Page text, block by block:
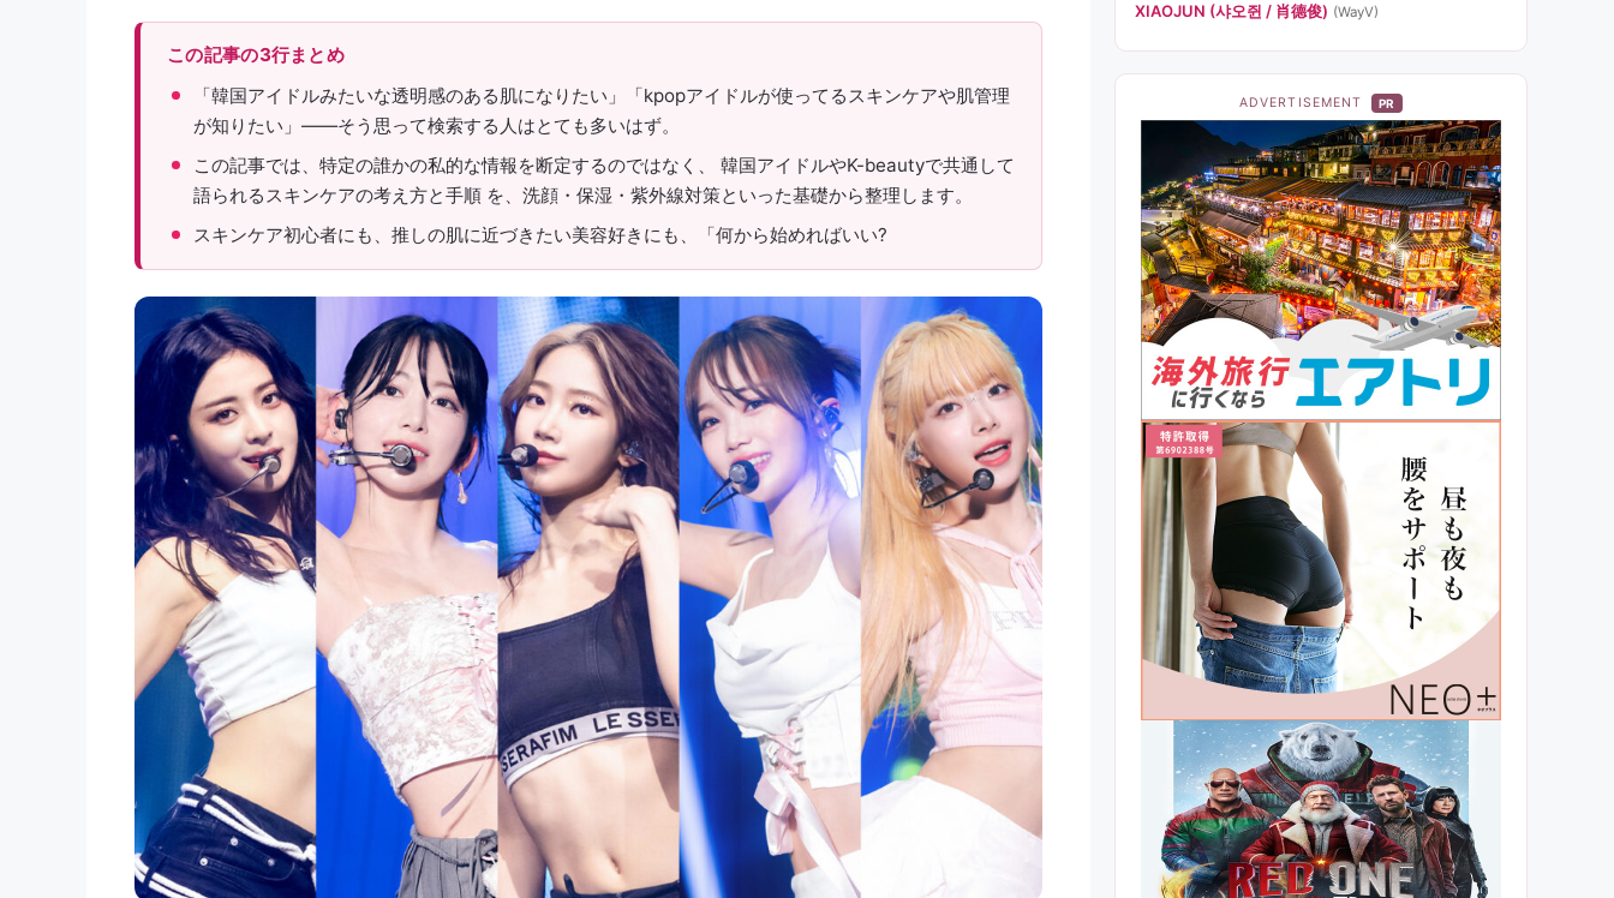
この記事の3行まとめ
「韓国アイドルみたいな透明感のある肌になりたい」「kpopアイドルが使ってるスキンケアや肌管理
が知りたい」——そう思って検索する人はとても多いはず。
この記事では、特定の誰かの私的な情報を断定するのではなく、 韓国アイドルやK-beautyで共通して
語られるスキンケアの考え方と手順 を、洗顔・保湿・紫外線対策といった基礎から整理します。
スキンケア初心者にも、推しの肌に近づきたい美容好きにも、「何から始めればいい?
XIAOJUN (샤오쥔 / 肖德俊) (WayV)
ADVERTISEMENT PR